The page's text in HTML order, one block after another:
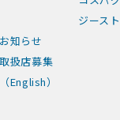
知らせ
扱店募集
English）
ジース